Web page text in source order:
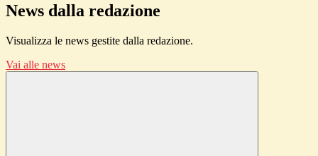
News dalla redazione
Visualizza le news gestite dalla redazione.
Vai alle news